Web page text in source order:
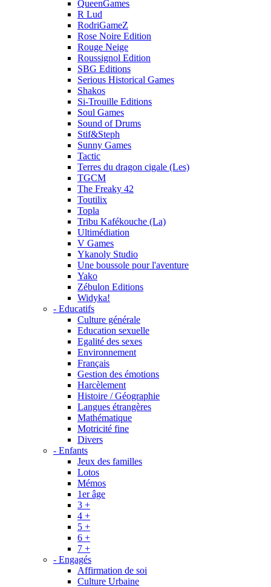
QueenGames
R Lud
RodriGameZ
Rose Noire Edition
Rouge Neige
Roussignol Edition
SBG Editions
Serious Historical Games
Shakos
Si-Trouille Editions
Soul Games
Sound of Drums
Stif&Steph
Sunny Games
Tactic
Terres du dragon cigale (Les)
TGCM
The Freaky 42
Toutilix
Topla
Tribu Kafékouche (La)
Ultimédiation
V Games
Ykanoly Studio
Une boussole pour l'aventure
Yako
Zébulon Editions
Widyka!
- Educatifs
Culture générale
Education sexuelle
Egalité des sexes
Environnement
Français
Gestion des émotions
Harcèlement
Histoire / Géographie
Langues étrangères
Mathématique
Motricité fine
Divers
- Enfants
Jeux des familles
Lotos
Mémos
1er âge
3 +
4 +
5 +
6 +
7 +
- Engagés
Affirmation de soi
Culture Urbaine